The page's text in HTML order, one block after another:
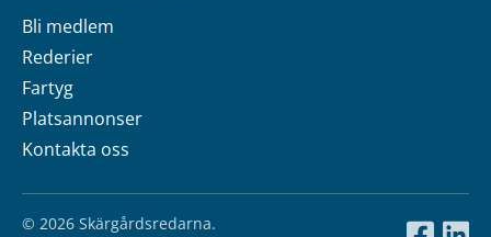
Bli medlem
Rederier
Fartyg
Platsannonser
Kontakta oss
© 2026 Skärgårdsredarna.